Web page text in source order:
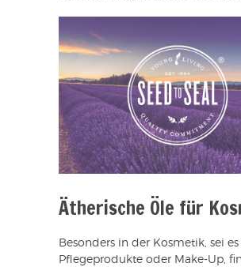
Ätherische Öle für
Besonders in der Kosmetik, sei
Pflegeprodukte oder Make-Up,